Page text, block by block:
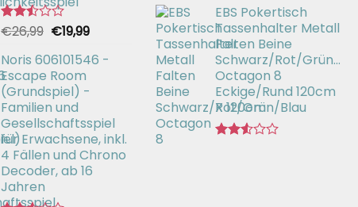
Bewertet
2.49
von 5
€26,99 Ursprünglicher
war:
€26,99
€19,99Aktueller
ist:
Noris 606101546 -
Escape Room
(Grundspiel) -
Familien und
Gesellschaftsspiel
für Erwachsene, inkl.
4 Fällen und Chrono
Decoder, ab 16
Jahren
2.57
von 5
war:
€24,99
ist:
€19,16.
EBS Pokertisch
Tassenhalter Metall
Falten Beine
Schwarz/Rot/Grün/Blau
Octagon 8
Eckige/Rund 120cm
X 120cm